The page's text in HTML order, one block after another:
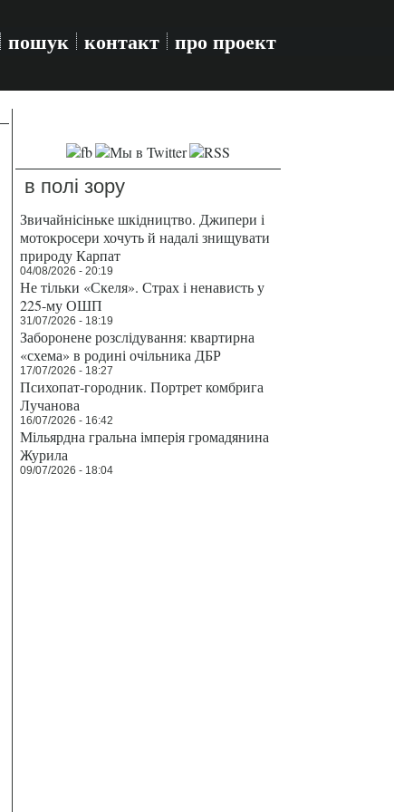
пошук контакт про проект
в полі зору
Звичайнісіньке шкідництво. Джипери і
мотокросери хочуть й надалі знищувати
природу Карпат
04/08/2026 - 20:19
Не тільки «Скеля». Страх і ненависть у
225-му ОШП
31/07/2026 - 18:19
Заборонене розслідування: квартирна
«схема» в родині очільника ДБР
17/07/2026 - 18:27
Психопат-городник. Портрет комбрига
Лучанова
16/07/2026 - 16:42
Мільярдна гральна імперія громадянина
Журила
09/07/2026 - 18:04